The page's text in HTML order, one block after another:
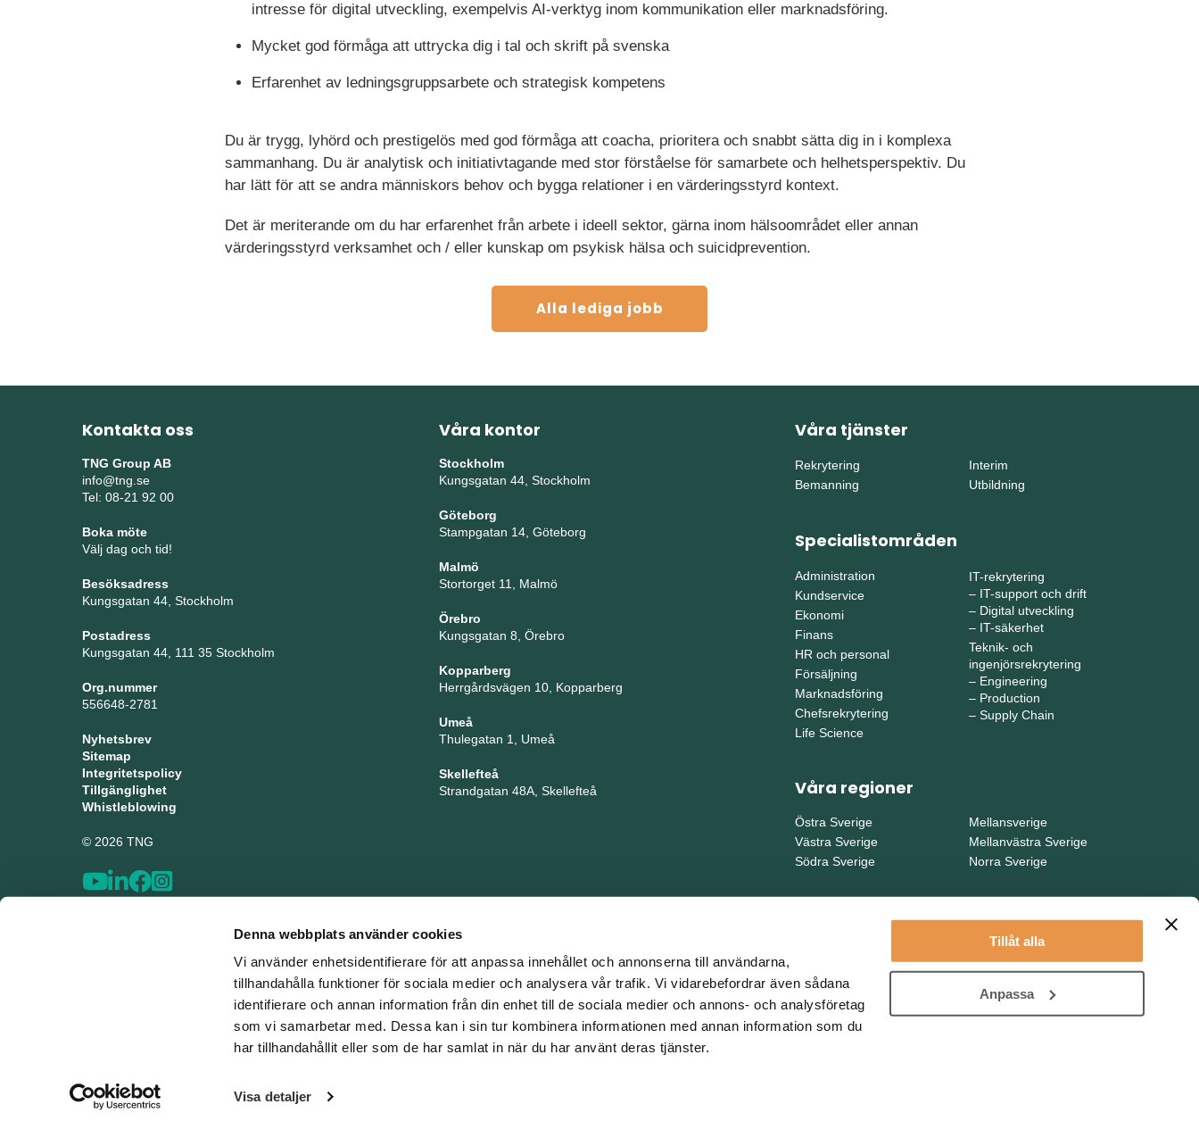
Denna webbplats använder cookies
Vi använder enhetsidentifierare för att anpassa innehållet och annonserna till användarna,
tillhandahålla funktioner för sociala medier och analysera vår trafik. Vi vidarebefordrar även sådana
identifierare och annan information från din enhet till de sociala medier och annons- och analysföretag
som vi samarbetar med. Dessa kan i sin tur kombinera informationen med annan information som du
har tillhandahållit eller som de har samlat in när du har använt deras tjänster.
Visa detaljer
Tillåt alla
Anpassa
intresse för digital utveckling, exempelvis AI-verktyg inom kommunikation eller marknadsföring.
Mycket god förmåga att uttrycka dig i tal och skrift på svenska
Erfarenhet av ledningsgruppsarbete och strategisk kompetens
Du är trygg, lyhörd och prestigelös med god förmåga att coacha, prioritera och snabbt sätta dig in i komplexa
sammanhang. Du är analytisk och initiativtagande med stor förståelse för samarbete och helhetsperspektiv. Du
har lätt för att se andra människors behov och bygga relationer i en värderingsstyrd kontext.
Det är meriterande om du har erfarenhet från arbete i ideell sektor, gärna inom hälsoområdet eller annan
värderingsstyrd verksamhet och / eller kunskap om psykisk hälsa och suicidprevention.
Alla lediga jobb
Kontakta oss
TNG Group AB
info@tng.se
Tel: 08-21 92 00
Boka möte
Välj dag och tid!
Besöksadress
Kungsgatan 44, Stockholm
Postadress
Kungsgatan 44, 111 35 Stockholm
Org.nummer
556648-2781
Nyhetsbrev
Sitemap
Integritetspolicy
Tillgänglighet
Whistleblowing
© 2026 TNG
Våra kontor
Stockholm
Kungsgatan 44, Stockholm
Göteborg
Stampgatan 14, Göteborg
Malmö
Stortorget 11, Malmö
Örebro
Kungsgatan 8, Örebro
Kopparberg
Herrgårdsvägen 10, Kopparberg
Umeå
Thulegatan 1, Umeå
Skellefteå
Strandgatan 48A, Skellefteå
Våra tjänster
Rekrytering
Bemanning
Interim
Utbildning
Specialistområden
Administration
Kundservice
Ekonomi
Finans
HR och personal
Försäljning
Marknadsföring
Chefsrekrytering
Life Science
IT-rekrytering
– IT-support och drift
– Digital utveckling
– IT-säkerhet
Teknik- och
ingenjörsrekrytering
– Engineering
– Production
– Supply Chain
Våra regioner
Östra Sverige
Västra Sverige
Södra Sverige
Mellansverige
Mellanvästra Sverige
Norra Sverige
TNG är en del i företagsgruppen Key People Group